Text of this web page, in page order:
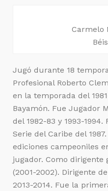
Carmelo
Jugó durante 18
Profesional Roberto
en la temporada del
Bayamón. Fue Jugador
del 1982-83 y 1993-
Serie del Caribe del
ediciones campeoniles
jugador. Como
(2001-2002). Dirigente
2013-2014. Fue la